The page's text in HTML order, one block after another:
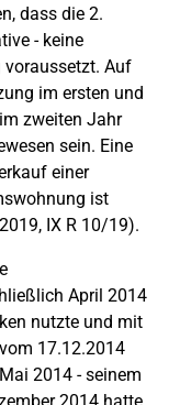
dass die 2.
- keine
voraussetzt. Auf
im ersten und
zweiten Jahr
sein. Eine
einer
ist
IX R 10/19).
April 2014
nutzte und mit
17.12.2014
2014 - seinem